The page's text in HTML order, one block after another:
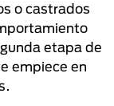
o castrados
etapa de
empiece en